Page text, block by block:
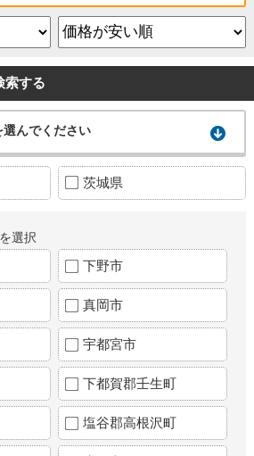
索する
んでください
茨城県
選択
下野市
真岡市
宇都宮市
下都賀郡壬生町
塩谷郡高根沢町